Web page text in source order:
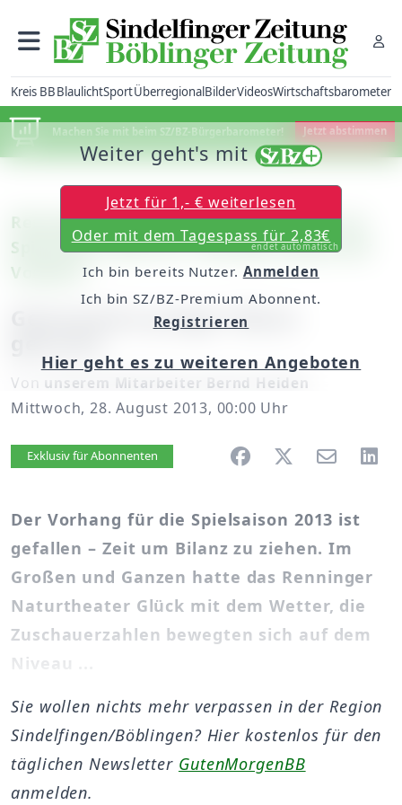
Kreis BBBlaulichtSportÜberregionalBilderVideosWirtschaftsbarometer
Machen Sie mit beim SZ/BZ-Bürgerbarometer! Jetzt abstimmen
Renningen: Naturtheater legt Zahlen zur
Spielsaison 2013 vor / Auf dem Niveau der
Vorjahre
Generation junger Mann
Von unserem Mitarbeiter Bernd Heiden
Mittwoch, 28. August 2013, 00:00 Uhr
Artikel vorlesen
Exklusiv für Abonnenten
Der Vorhang für die Spielsaison 2013 ist
gefallen – Zeit um Bilanz zu ziehen. Im
Großen und Ganzen hatte das Renninger
Naturtheater Glück mit dem Wetter, die
Zuschauerzahlen bewegten sich auf dem
Niveau ...
Weiter geht's mit
Jetzt für 1,- € weiterlesen
Oder mit dem Tagespass für 2,83€
endet automatisch
Ich bin bereits Nutzer. Anmelden
Ich bin SZ/BZ-Premium Abonnent.
Registrieren
Hier geht es zu weiteren Angeboten
Sie wollen nichts mehr verpassen in der Region
Sindelfingen/Böblingen? Hier kostenlos für den
täglichen Newsletter GutenMorgenBB
anmelden.